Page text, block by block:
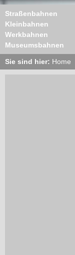
Straßenbahnen
Kleinbahnen
Werkbahnen
Museumsbahnen
Sie sind hier: Home